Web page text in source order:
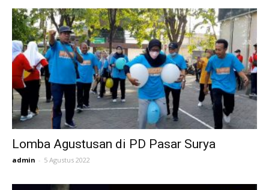
Lomba Agustusan di PD Pasar Surya
admin - 5 Agustus 2022